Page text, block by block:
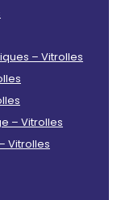
– Vitrolles
– Vitrolles
Vitrolles